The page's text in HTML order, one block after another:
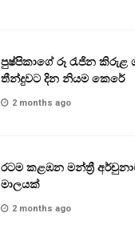
පුෂ්පිකාගේ රූ රැජින කිරුළ
තීන්දුවට දින නියම කෙරේ
2 months ago
රටම කළඹන මන්ත්‍රී
මාලයක්
2 months ago